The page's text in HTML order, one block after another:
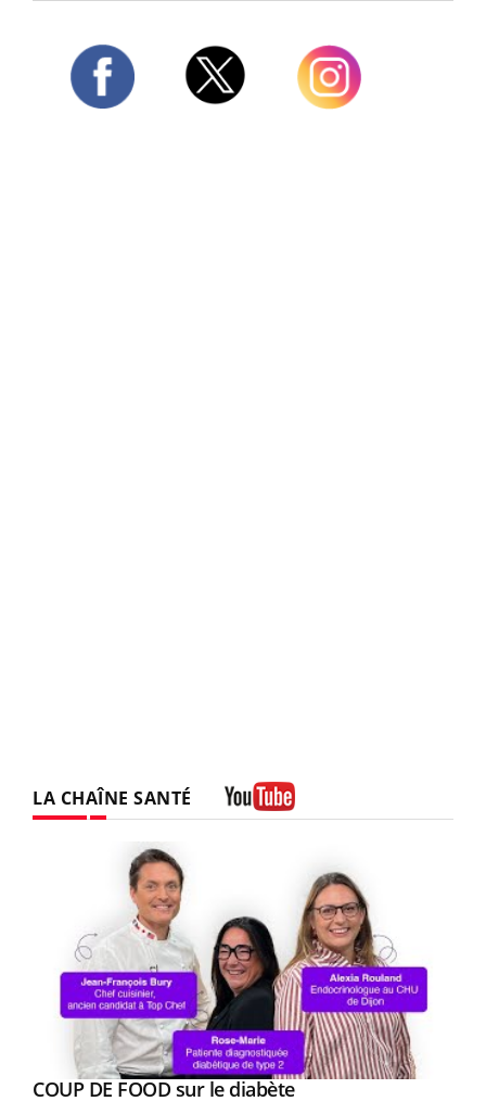
LA CHAÎNE SANTÉ
Youtube
COUP DE FOOD sur le diabèteYoutube